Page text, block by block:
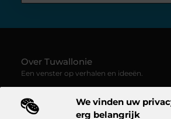
We vinden uw
erg belangrijk
Over Tuwallonie
Een venster op verhalen en ideeën.
inspiratie, creativiteit en inzichten uit het
je meevoeren door uiteenlopende